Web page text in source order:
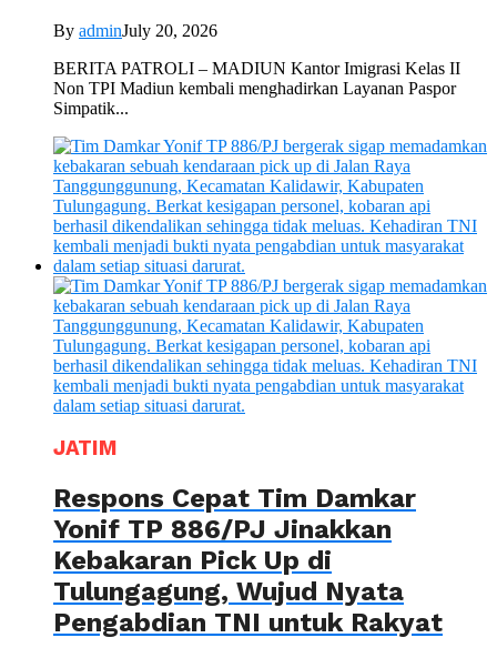
By adminJuly 20, 2026
BERITA PATROLI – MADIUN Kantor Imigrasi Kelas II
Non TPI Madiun kembali menghadirkan Layanan Paspor
Simpatik...
JATIM
Respons Cepat Tim Damkar
Yonif TP 886/PJ Jinakkan
Kebakaran Pick Up di
Tulungagung, Wujud Nyata
Pengabdian TNI untuk Rakyat